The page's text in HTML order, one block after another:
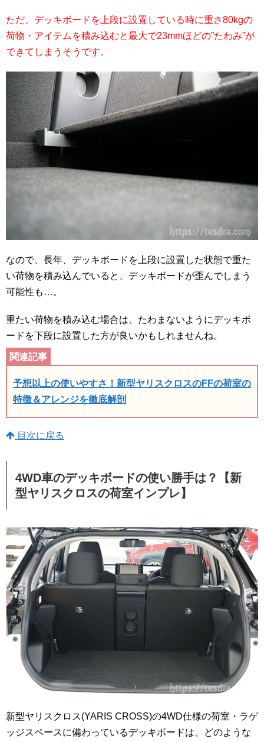
ただ、デッキボードを上段に設置している時に重さ80kgの
荷物・アイテムを積み込むと最大で23mmほどの”たわみ”が
できてしまうそうです。
なので、長年、デッキボードを上段に設置した状態で重た
い荷物を積み込んでいると、デッキボードが歪んでしまう
可能性も…。
重たい荷物を積み込む場合は、たわまないようにデッキボ
ードを下段に設置した方が良いかもしれませんね。
予想以上の使いやすさ！新型ヤリスクロスのFFの荷室の
特徴＆アレンジを徹底解剖
目次に戻る
4WD車のデッキボードの使い勝手は？【新
型ヤリスクロスの荷室インプレ】
新型ヤリスクロス(YARIS CROSS)の4WD仕様の荷室・ラゲ
ッジスペースに備わっているデッキボードは、どのような